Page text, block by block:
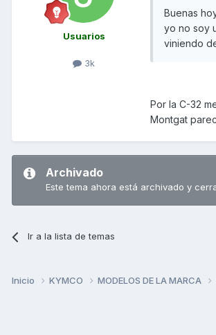
Usuarios
3k
Buenas
yo no soy
viniendo
Por la C-32
Montgat
Archivado
Este tema ahora está archivado y
Ir a la lista de temas
Inicio KYMCO MODELOS DE LA MARCA